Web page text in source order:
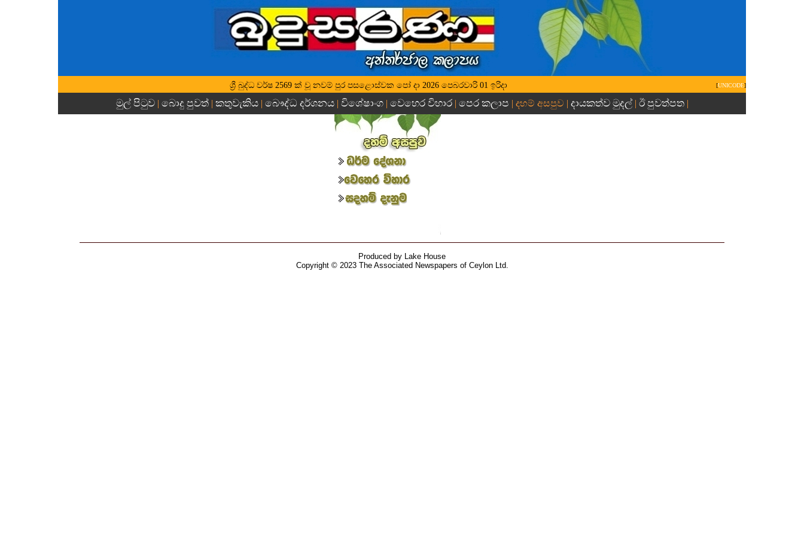
ශ්‍රී බුද්ධ වර්ෂ 2569 ක් වූ නවම් පුර පසළොස්වක පෝ දා 2026 ‍පෙබරවාරි 01 ඉරිදා [UNICODE]
මුල් පිටුව | බොදු පුවත්| කතුවැකිය| බෞද්ධ දර්ශනය| විශේෂාංග| වෙහෙර විහාර| පෙර කලාප | දහම් අසපුව | දායකත්ව මුදල්| ඊ පුවත්පත|
Produced by Lake House
Copyright © 2023 The Associated Newspapers of Ceylon Ltd.